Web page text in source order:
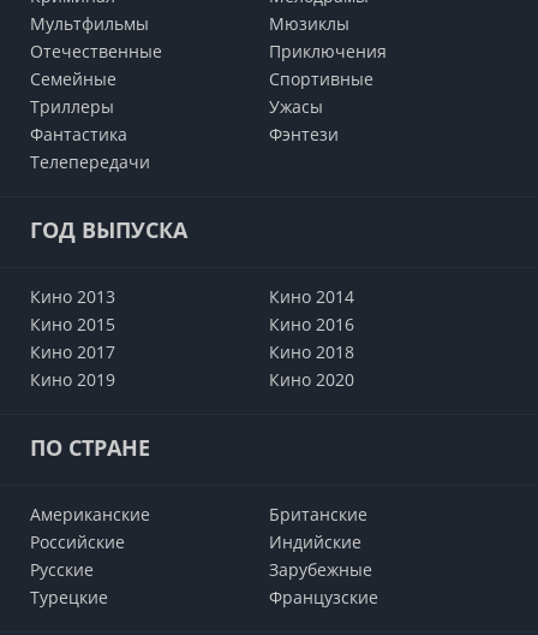
Мультфильмы
Мюзиклы
Отечественные
Приключения
Семейные
Cпортивные
Триллеры
Ужасы
Фантастика
Фэнтези
Телепередачи
ГОД ВЫПУСКА
Кино 2013
Кино 2014
Кино 2015
Кино 2016
Кино 2017
Кино 2018
Кино 2019
Кино 2020
ПО СТРАНЕ
Американские
Британские
Российские
Индийские
Русские
Зарубежные
Турецкие
Французские